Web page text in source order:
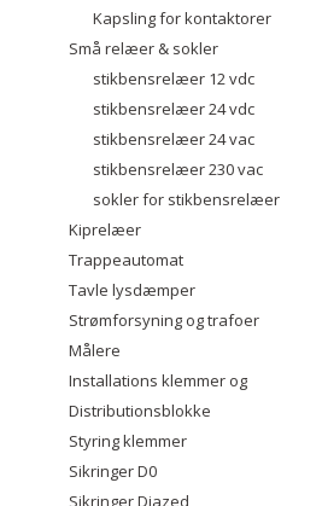
Kapsling for kontaktorer
Små relæer & sokler
stikbensrelæer 12 vdc
stikbensrelæer 24 vdc
stikbensrelæer 24 vac
stikbensrelæer 230 vac
sokler for stikbensrelæer
Kiprelæer
Trappeautomat
Tavle lysdæmper
Strømforsyning og trafoer
Målere
Installations klemmer og
Distributionsblokke
Styring klemmer
Sikringer D0
Sikringer Diazed